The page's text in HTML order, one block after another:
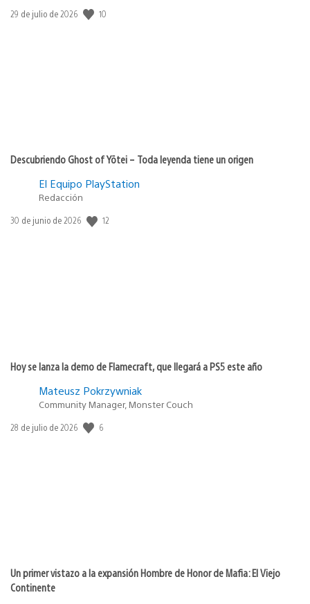
Fecha
29 de julio de 2026 10
Descubriendo Ghost of Yōtei – Toda leyenda tiene un origen
El Equipo PlayStation
Redacción
Fecha
30 de junio de 2026 12
Hoy se lanza la demo de Flamecraft, que llegará a PS5 este año
Mateusz Pokrzywniak
Community Manager, Monster Couch
Fecha
28 de julio de 2026 6
Un primer vistazo a la expansión Hombre de Honor de Mafia: El Viejo
Continente